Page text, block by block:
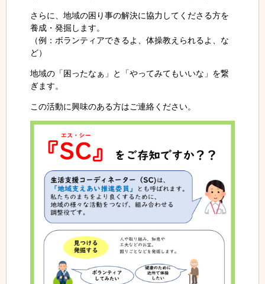
さらに、地域の困り事の解決に協力してくださる方を
養成・発掘します。
（例：ボランティアできるよ、体操教えられるよ、な
ど）
地域の「困ったなぁ」と「やってみてもいいな」を繋
ぎます。
この活動に興味のある方はご連絡ください。